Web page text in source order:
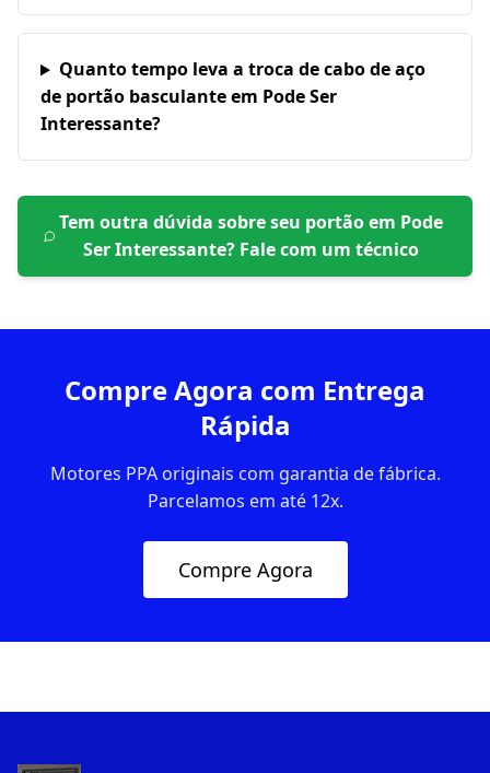
Quanto tempo leva a troca de cabo de aço
de portão basculante em Pode Ser
Interessante?
Tem outra dúvida sobre seu portão em Pode
Ser Interessante? Fale com um técnico
Compre Agora com Entrega
Rápida
Motores PPA originais com garantia de fábrica.
Parcelamos em até 12x.
Compre Agora